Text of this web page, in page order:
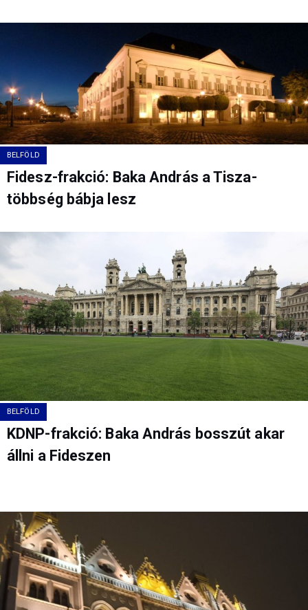
BELFÖLD
Fidesz-frakció: Baka András a Tisza-
többség bábja lesz
BELFÖLD
KDNP-frakció: Baka András bosszút akar
állni a Fideszen